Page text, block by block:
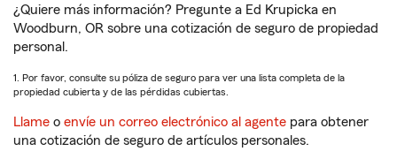
¿Quiere más información? Pregunte a Ed Krupicka en
Woodburn, OR sobre una cotización de seguro de propiedad
personal.
1. Por favor, consulte su póliza de seguro para ver una lista completa de la
propiedad cubierta y de las pérdidas cubiertas.
Llame o envíe un correo electrónico al agente para obtener
una cotización de seguro de artículos personales.